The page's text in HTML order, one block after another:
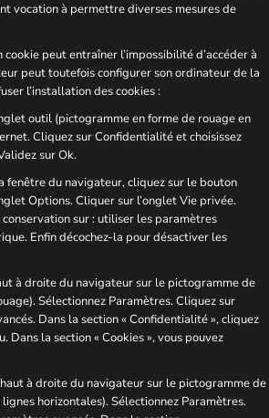
vocation à permettre diverses mesures de
cookie peut entraîner l’impossibilité d’accéder à
peut toutefois configurer son ordinateur de la
l’installation des cookies :
outil (pictogramme en forme de rouage en
Cliquez sur Confidentialité et choisissez
sur Ok.
fenêtre du navigateur, cliquez sur le bouton
Options. Cliquer sur l’onglet Vie privée.
sur : utiliser les paramètres
Enfin décochez-la pour désactiver les
à droite du navigateur sur le pictogramme de
Sélectionnez Paramètres. Cliquez sur
Dans la section « Confidentialité », cliquez
Dans la section « Cookies », vous pouvez
à droite du navigateur sur le pictogramme de
horizontales). Sélectionnez Paramètres.